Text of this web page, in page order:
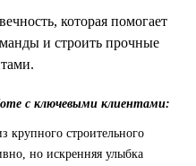
которая помогает
и строить прочные
с ключевыми клиентами:
крупного строительного
но искренняя улыбка